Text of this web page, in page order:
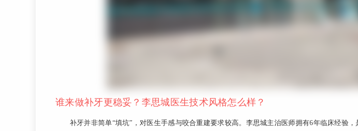
谁来做补牙更稳妥？李思城医生技术风格怎么样？
补牙并非简单“填坑”，对医生手感与咬合重建要求较高。李思城主治医师拥有6年临床经验，